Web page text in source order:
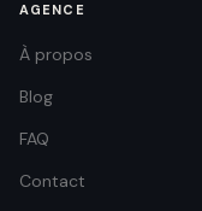
AGENCE
À propos
Blog
FAQ
Contact